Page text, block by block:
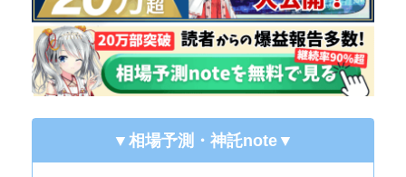
▼相場予測・神託note ▼